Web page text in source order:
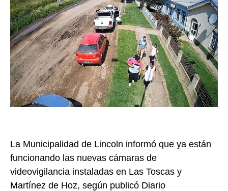
La Municipalidad de Lincoln informó que ya están
funcionando las nuevas cámaras de
videovigilancia instaladas en Las Toscas y
Martínez de Hoz, según publicó Diario